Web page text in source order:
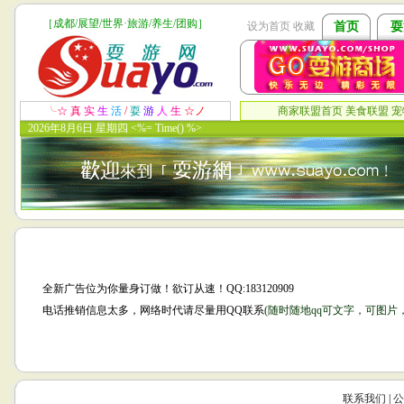
［成都/展望/世界·旅游/养生/团购］
╰☆ 真 实 生 活 /耍 游 人 生 ☆ ノ
设为首页 收藏 首页
商家联盟首页 美食联盟 宠
2026年8月6日 星期四 <%= Time() %>
全新广告位为你量身订做！欲订从速！QQ:183120909
电话推销信息太多，网络时代请尽量用QQ联系(随时随地qq可文字，可图片
联系我们